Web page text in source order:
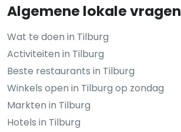
Algemene lokale vragen
Wat te doen in Tilburg
Activiteiten in Tilburg
Beste restaurants in Tilburg
Winkels open in Tilburg op zondag
Markten in Tilburg
Hotels in Tilburg